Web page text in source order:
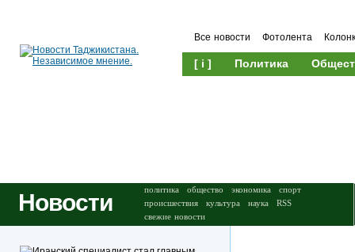
Все новости Фотолента
[ i ] Политика
Новости политика общество экономика
спорт
происшествия
культура наука
RSS
свежие новости